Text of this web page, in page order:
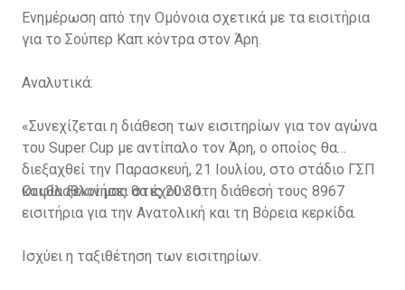
Ενημέρωση από την Ομόνοια σχετικά με τα εισιτήρια
για το Σούπερ Καπ κόντρα στον Άρη.
Αναλυτικά:
«Συνεχίζεται η διάθεση των εισιτηρίων για τον αγώνα
του Super Cup με αντίπαλο τον Άρη, ο οποίος θα
διεξαχθεί την Παρασκευή, 21 Ιουλίου, στο στάδιο ΓΣΠ
και θα ξεκινήσει στις 20:30.
Οι φίλαθλοί μας θα έχουν στη διάθεσή τους 8967
εισιτήρια για την Ανατολική και τη Βόρεια κερκίδα.
Ισχύει η ταξιθέτηση των εισιτηρίων.